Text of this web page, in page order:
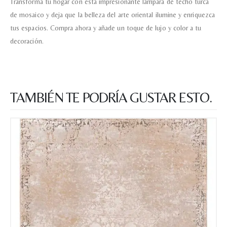
de mosaico y deja que la belleza del arte oriental ilumine y enriquezca
tus espacios. Compra ahora y añade un toque de lujo y color a tu
decoración.
TAMBIÉN TE PODRÍA GUSTAR ESTO.
Nombre y apellido*
Teléfono
Correo electronico*